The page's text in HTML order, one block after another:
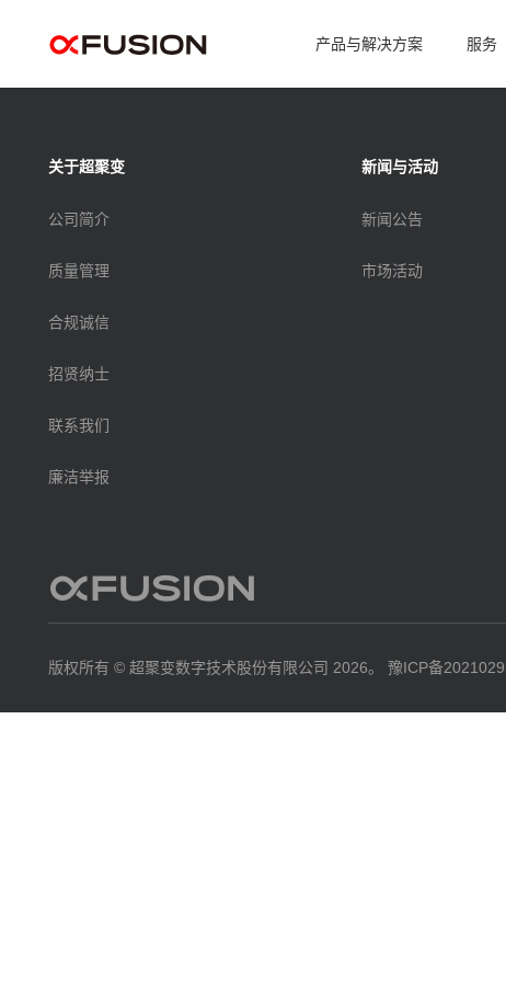
产品与解决方案
服务
生态创新及服务
企业客户关系管理
人力资源数智化转
生态创新及服务
企业客户关系管理
人力资源数智化转
关于超聚变
公司简介
质量管理
合规诚信
招贤纳士
联系我们
廉洁举报
新闻与活动
新闻公告
市场活动
版权所有 © 超聚变数字技术股份有限公司 2026。 豫ICP备